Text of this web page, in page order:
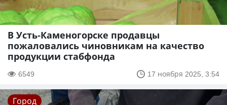
В Усть-Каменогорске продавцы
пожаловались чиновникам на качество
продукции стабфонда
6549 17 ноября 2025, 3:54
Город